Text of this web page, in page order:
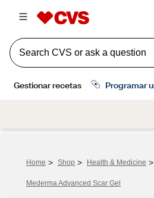
Home > Shop > Health & Medicine >
Mederma Advanced Scar Gel